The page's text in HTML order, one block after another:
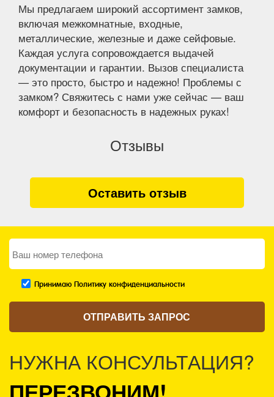
Мы предлагаем широкий ассортимент замков,
включая межкомнатные, входные,
металлические, железные и даже сейфовые.
Каждая услуга сопровождается выдачей
документации и гарантии. Вызов специалиста
— это просто, быстро и надежно! Проблемы с
замком? Свяжитесь с нами уже сейчас — ваш
комфорт и безопасность в надежных руках!
Отзывы
Оставить отзыв
Принимаю Политику конфиденциальности
НУЖНА КОНСУЛЬТАЦИЯ?